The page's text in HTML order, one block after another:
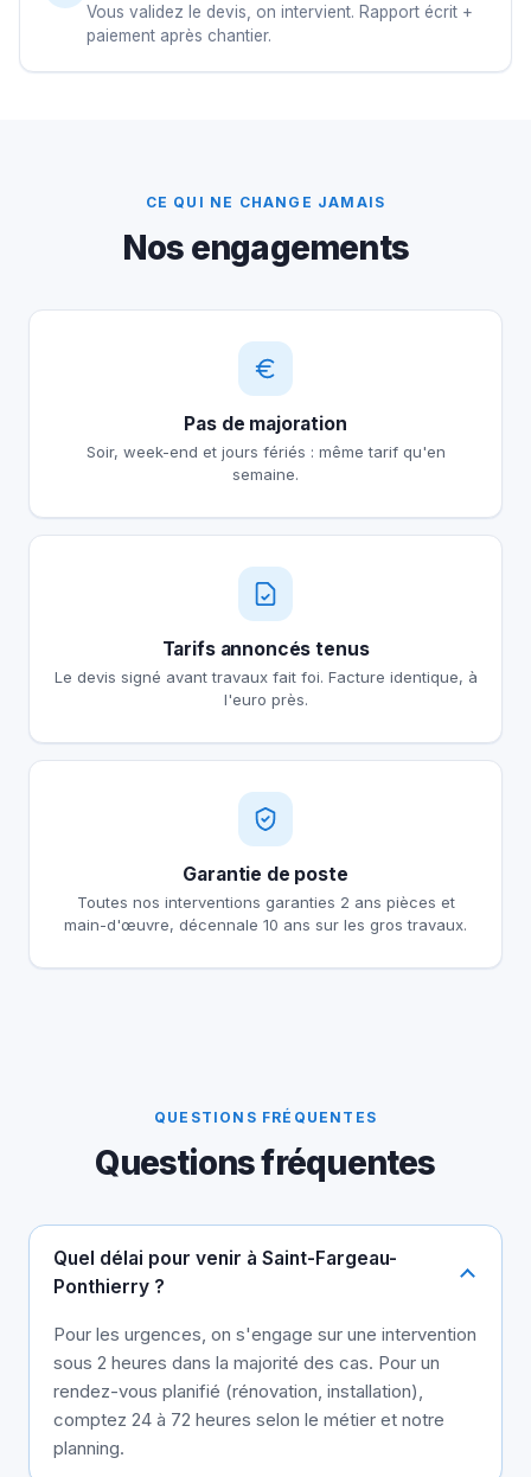
Vous validez le devis, on intervient. Rapport écrit +
paiement après chantier.
CE QUI NE CHANGE JAMAIS
Nos engagements
Pas de majoration
Soir, week-end et jours fériés : même tarif qu'en
semaine.
Tarifs annoncés tenus
Le devis signé avant travaux fait foi. Facture identique, à
l'euro près.
Garantie de poste
Toutes nos interventions garanties 2 ans pièces et
main-d'œuvre, décennale 10 ans sur les gros travaux.
QUESTIONS FRÉQUENTES
Questions fréquentes
Quel délai pour venir à Saint-Fargeau-
Ponthierry ?
Pour les urgences, on s'engage sur une intervention
sous 2 heures dans la majorité des cas. Pour un
rendez-vous planifié (rénovation, installation),
comptez 24 à 72 heures selon le métier et notre
planning.